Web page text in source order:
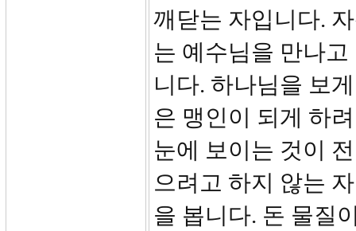
깨닫는 자입니다.
는 예수님을 만나
니다. 하나님을 보
은 맹인이 되게 하
눈에 보이는 것이
으려고 하지 않는
을 봅니다. 돈 물질